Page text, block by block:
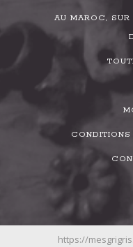
AU MAROC,
https://